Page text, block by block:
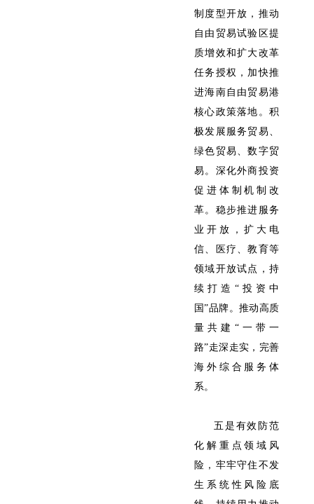
制度型开放，推动
自由贸易试验区提
质增效和扩大改革
任务授权，加快推
进海南自由贸易港
核心政策落地。积
极发展服务贸易、
绿色贸易、数字贸
易。深化外商投资
促进体制机制改
革。稳步推进服务
业开放，扩大电
信、医疗、教育等
领域开放试点，持
续打造“投资中
国”品牌。推动高质
量共建“一带一
路”走深走实，完善
海外综合服务体
系。
五是有效防范
化解重点领域风
险，牢牢守住不发
生系统性风险底